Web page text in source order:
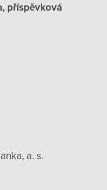
příspěvková
a. s.